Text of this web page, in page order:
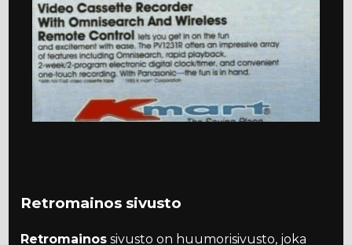
Retromainos sivusto
Retromainos sivusto on huumorisivusto, joka